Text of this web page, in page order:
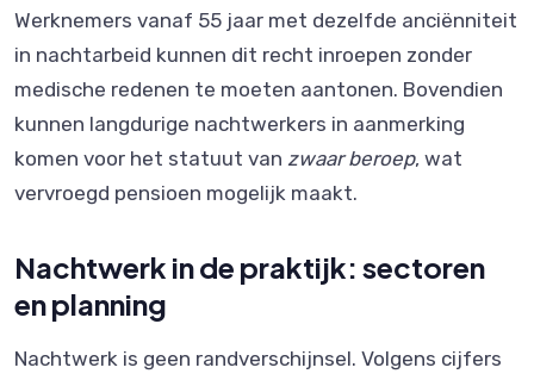
Werknemers vanaf 55 jaar met dezelfde anciënniteit
in nachtarbeid kunnen dit recht inroepen zonder
medische redenen te moeten aantonen. Bovendien
kunnen langdurige nachtwerkers in aanmerking
komen voor het statuut van zwaar beroep, wat
vervroegd pensioen mogelijk maakt.
Nachtwerk in de praktijk: sectoren
en planning
Nachtwerk is geen randverschijnsel. Volgens cijfers